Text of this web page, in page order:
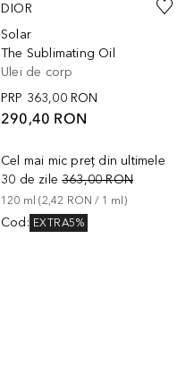
DIOR
Solar
The Sublimating Oil
Ulei de corp
PRP 363,00 RON
290,40 RON
Cel mai mic preț din ultimele
30 de zile 363,00 RON
120 ml (2,42 RON / 1 ml )
Cod : EXTRA5%